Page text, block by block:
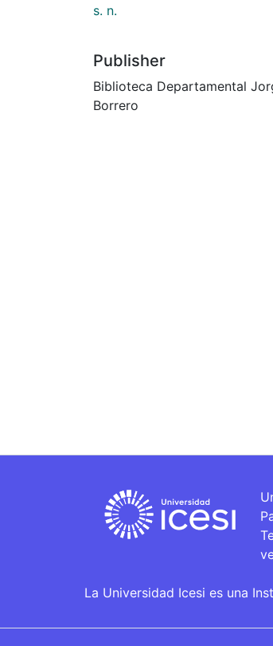
s. n.
Publisher
Biblioteca Departamental
Borrero
La Universidad Icesi es una